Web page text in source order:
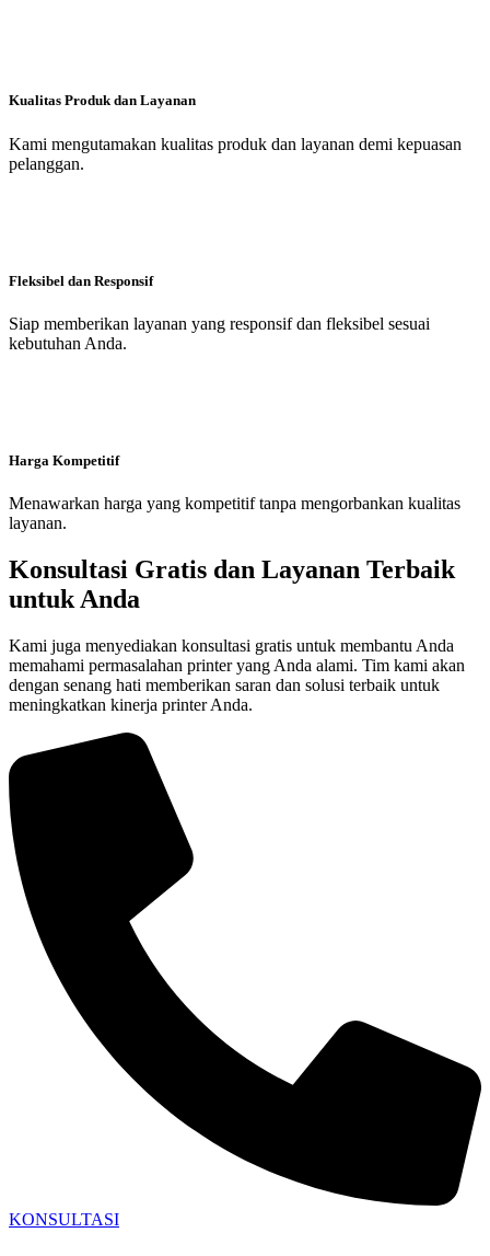
Kualitas Produk dan Layanan
Kami mengutamakan kualitas produk dan layanan demi kepuasan
pelanggan.
Fleksibel dan Responsif
Siap memberikan layanan yang responsif dan fleksibel sesuai
kebutuhan Anda.
Harga Kompetitif
Menawarkan harga yang kompetitif tanpa mengorbankan kualitas
layanan.
Konsultasi Gratis dan Layanan Terbaik
untuk Anda
Kami juga menyediakan konsultasi gratis untuk membantu Anda
memahami permasalahan printer yang Anda alami. Tim kami akan
dengan senang hati memberikan saran dan solusi terbaik untuk
meningkatkan kinerja printer Anda.
KONSULTASI